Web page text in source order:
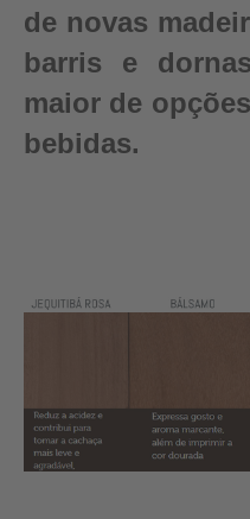
de novas
barris e
maior de
bebidas.